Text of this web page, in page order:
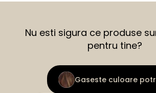
Nu esti sigura ce produse
pentru tine?
Gaseste culoare